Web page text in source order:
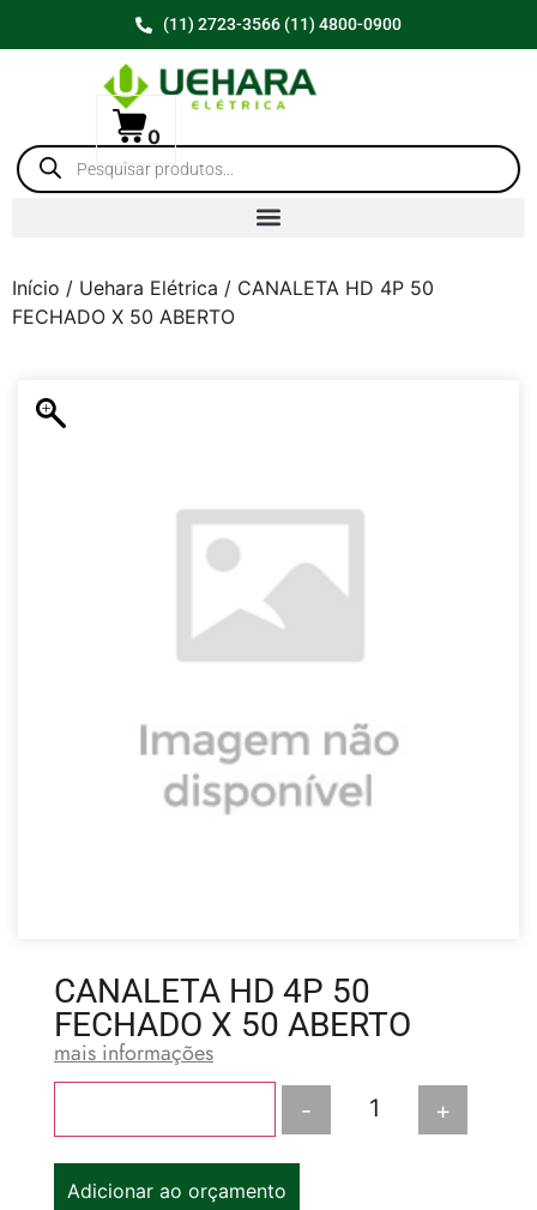
(11) 2723-3566 (11) 4800-0900
0
Início / Uehara Elétrica / CANALETA HD 4P 50
FECHADO X 50 ABERTO
CANALETA HD 4P 50
FECHADO X 50 ABERTO
mais informações
- +
Adicionar ao orçamento